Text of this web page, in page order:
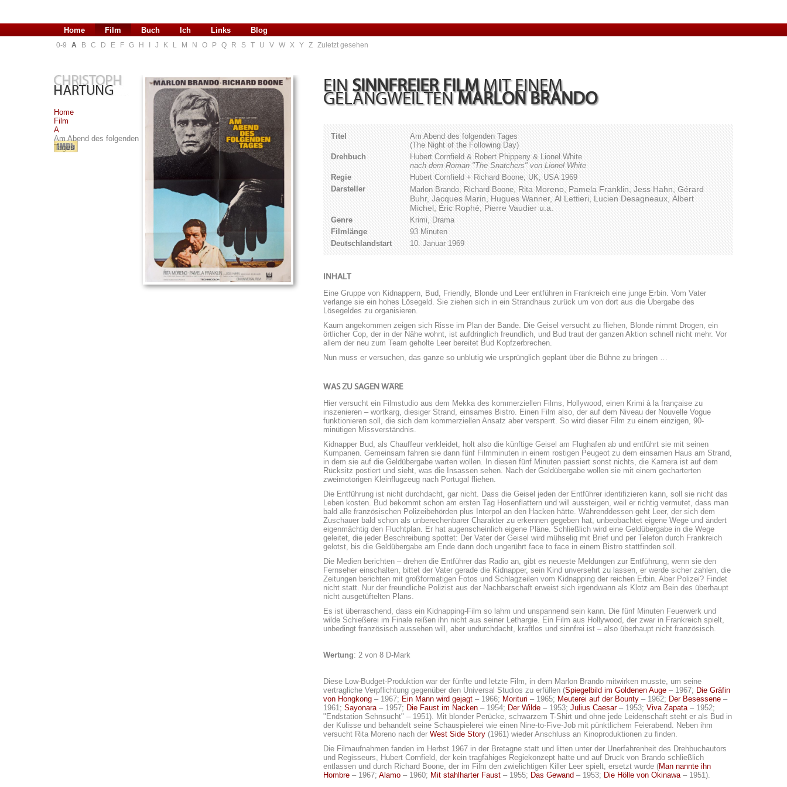
Home Film Buch Ich Links Blog
0-9 A B C D E F G H J K L M N O P Q R S T U V W X Y Z Zuletzt gesehen
Home
Film
A
Am Abend des folgenden
Tages
EIN SINNFREIER FILMMIT EINEM
GELANGWEILTEN MARLON BRANDO
Titel
Am Abend des folgenden Tages
(The Night of the Following Day)
Drehbuch
Hubert Cornfield & Robert Phippeny & Lionel White
nach dem Roman "The Snatchers" von Lionel White
Regie
Hubert Cornfield + Richard Boone, UK, USA 1969
Darsteller
Marlon Brando, Richard Boone, Rita Moreno, Pamela Franklin, Jess Hahn, Gérard
Buhr, Jacques Marin, Hugues Wanner, Al Lettieri, Lucien Desagneaux, Albert
Michel, Éric Rophé, Pierre Vaudier u.a.
Genre
Krimi, Drama
Filmlänge
93 Minuten
Deutschlandstart
10. Januar 1969
INHALT
Eine Gruppe von Kidnappern, Bud, Friendly, Blonde und Leer entführen in Frankreich eine junge Erbin. Vom Vater
verlange sie ein hohes Lösegeld. Sie ziehen sich in ein Strandhaus zurück um von dort aus die Übergabe des
Lösegeldes zu organisieren.
Kaum angekommen zeigen sich Risse im Plan der Bande. Die Geisel versucht zu fliehen, Blonde nimmt Drogen, ein
örtlicher Cop, der in der Nähe wohnt, ist aufdringlich freundlich, und Bud traut der ganzen Aktion schnell nicht mehr. Vor
allem der neu zum Team geholte Leer bereitet Bud Kopfzerbrechen.
Nun muss er versuchen, das ganze so unblutig wie ursprünglich geplant über die Bühne zu bringen …
WAS ZU SAGEN WÄRE
Hier versucht ein Filmstudio aus dem Mekka des kommerziellen Films, Hollywood, einen Krimi à la française zu
inszenieren – wortkarg, diesiger Strand, einsames Bistro. Einen Film also, der auf dem Niveau der Nouvelle Vogue
funktionieren soll, die sich dem kommerziellen Ansatz aber versperrt. So wird dieser Film zu einem einzigen, 90-
minütigen Missverständnis.
Kidnapper Bud, als Chauffeur verkleidet, holt also die künftige Geisel am Flughafen ab und entführt sie mit seinen
Kumpanen. Gemeinsam fahren sie dann fünf Filmminuten in einem rostigen Peugeot zu dem einsamen Haus am Strand,
in dem sie auf die Geldübergabe warten wollen. In diesen fünf Minuten passiert sonst nichts, die Kamera ist auf dem
Rücksitz postiert und sieht, was die Insassen sehen. Nach der Geldübergabe wollen sie mit einem gecharterten
zweimotorigen Kleinflugzeug nach Portugal fliehen.
Die Entführung ist nicht durchdacht, gar nicht. Dass die Geisel jeden der Entführer identifizieren kann, soll sie nicht das
Leben kosten. Bud bekommt schon am ersten Tag Hosenflattern und will aussteigen, weil er richtig vermutet, dass man
bald alle französischen Polizeibehörden plus Interpol an den Hacken hätte. Währenddessen geht Leer, der sich dem
Zuschauer bald schon als unberechenbarer Charakter zu erkennen gegeben hat, unbeobachtet eigene Wege und ändert
eigenmächtig den Fluchtplan. Er hat augenscheinlich eigene Pläne. Schließlich wird eine Geldübergabe in die Wege
geleitet, die jeder Beschreibung spottet: Der Vater der Geisel wird mühselig mit Brief und per Telefon durch Frankreich
gelotst, bis die Geldübergabe am Ende dann doch ungerührt face to face in einem Bistro stattfinden soll.
Die Medien berichten – drehen die Entführer das Radio an, gibt es neueste Meldungen zur Entführung, wenn sie den
Fernseher einschalten, bittet der Vater gerade die Kidnapper, sein Kind unversehrt zu lassen, er werde sicher zahlen, die
Zeitungen berichten mit großformatigen Fotos und Schlagzeilen vom Kidnapping der reichen Erbin. Aber Polizei? Findet
nicht statt. Nur der freundliche Polizist aus der Nachbarschaft erweist sich irgendwann als Klotz am Bein des überhaupt
nicht ausgetüftelten Plans.
Es ist überraschend, dass ein Kidnapping-Film so lahm und unspannend sein kann. Die fünf Minuten Feuerwerk und
wilde Schießerei im Finale reißen ihn nicht aus seiner Lethargie. Ein Film aus Hollywood, der zwar in Frankreich spielt,
unbedingt französisch aussehen will, aber undurchdacht, kraftlos und sinnfrei ist – also überhaupt nicht französisch.
Wertung: 2 von 8 D-Mark
Diese Low-Budget-Produktion war der fünfte und letzte Film, in dem Marlon Brando mitwirken musste, um seine
vertragliche Verpflichtung gegenüber den Universal Studios zu erfüllen (Spiegelbild im Goldenen Auge – 1967; Die Gräfin
von Hongkong – 1967; Ein Mann wird gejagt – 1966; Morituri – 1965; Meuterei auf der Bounty – 1962; Der Besessene –
1961; Sayonara– 1957; Die Faust im Nacken – 1954; Der Wilde – 1953; Julius Caesar– 1953; Viva Zapata– 1952;
"Endstation Sehnsucht" – 1951). Mit blonder Perücke, schwarzem T-Shirt und ohne jede Leidenschaft steht er als Bud in
der Kulisse und behandelt seine Schauspielerei wie einen Nine-to-Five-Job mit pünktlichem Feierabend. Neben ihm
versucht Rita Moreno nach der West Side Story (1961) wieder Anschluss an Kinoproduktionen zu finden.
Die Filmaufnahmen fanden im Herbst 1967 in der Bretagne statt und litten unter der Unerfahrenheit des Drehbuchautors
und Regisseurs, Hubert Cornfield, der kein tragfähiges Regiekonzept hatte und auf Druck von Brando schließlich
entlassen und durch Richard Boone, der im Film den zwielichtigen Killer Leer spielt, ersetzt wurde (Man nannte ihn
Hombre – 1967; Alamo – 1960; Mit stahlharter Faust – 1955; Das Gewand – 1953; Die Hölle von Okinawa– 1951).